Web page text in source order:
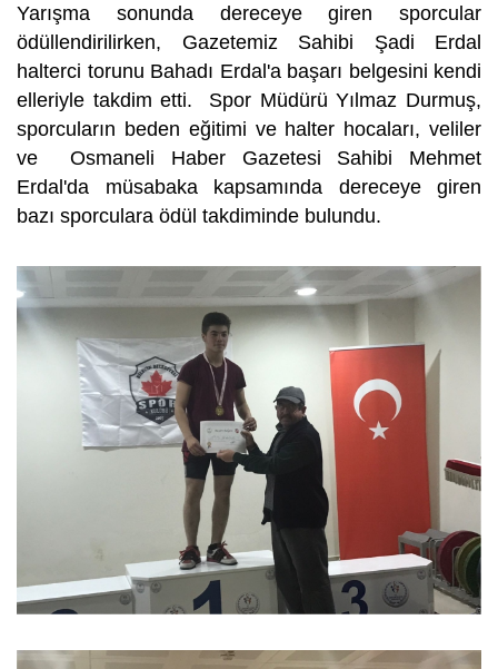
Yarışma sonunda dereceye giren sporcular
ödüllendirilirken, Gazetemiz Sahibi Şadi Erdal
halterci torunu Bahadı Erdal'a başarı belgesini kendi
elleriyle takdim etti. Spor Müdürü Yılmaz Durmuş,
sporcuların beden eğitimi ve halter hocaları, veliler
ve Osmaneli Haber Gazetesi Sahibi Mehmet
Erdal'da müsabaka kapsamında dereceye giren
bazı sporculara ödül takdiminde bulundu.